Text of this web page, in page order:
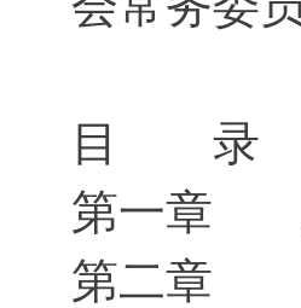
目 录
第一章
第二章